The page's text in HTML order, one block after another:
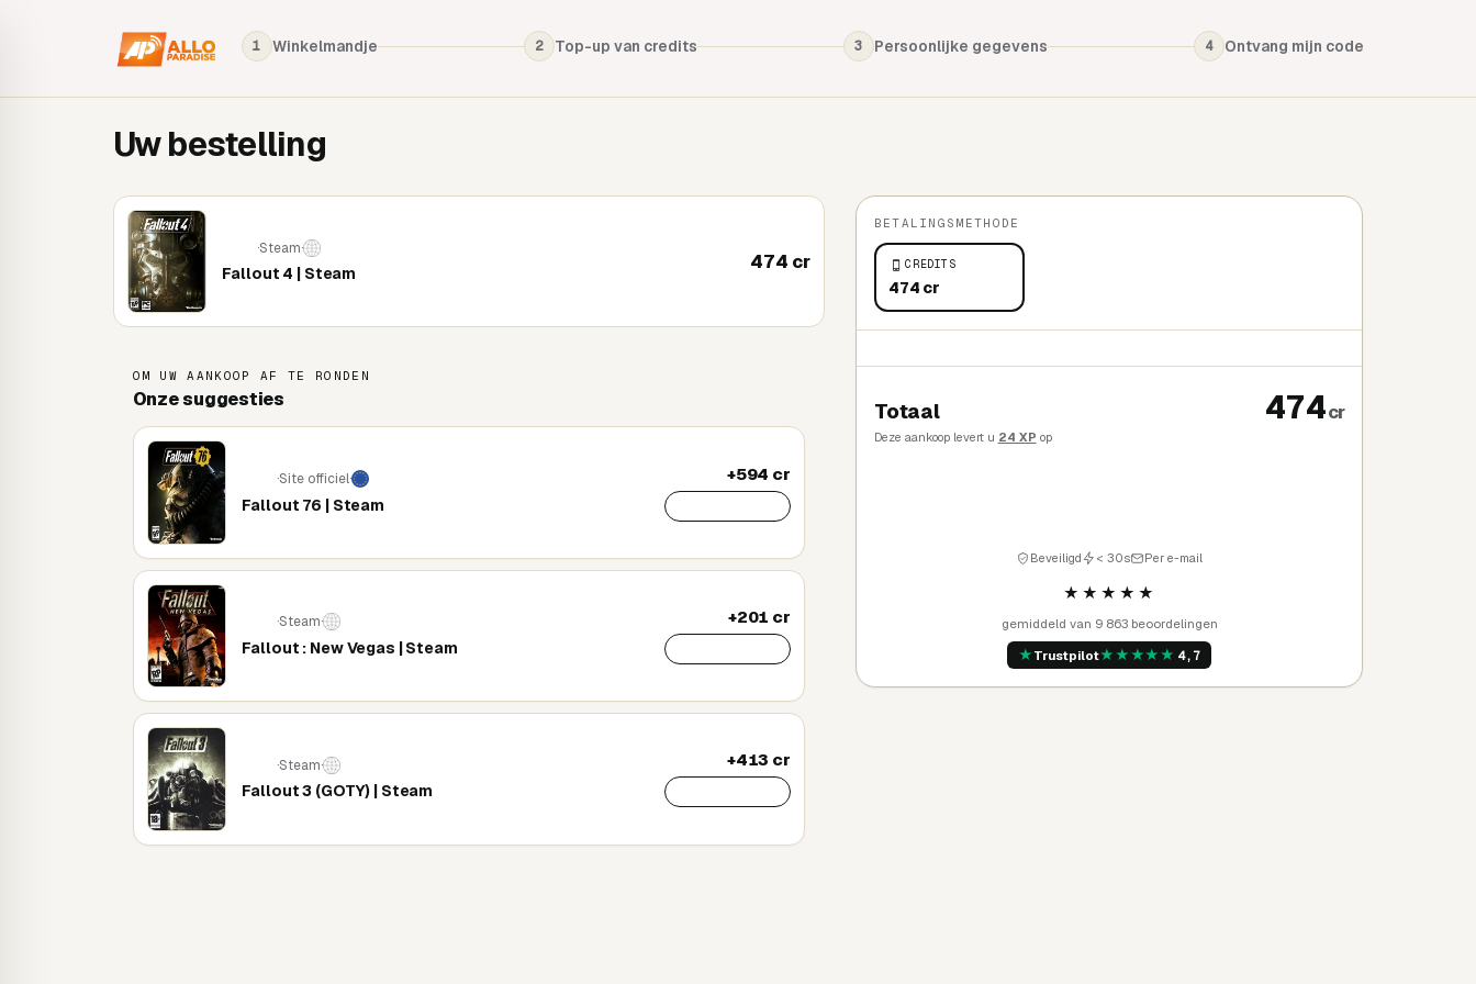
1 Winkelmandje 2 Top-up van credits 3 Persoonlijke gegevens 4 Ontvang mijn code
Uw bestelling
·Steam·
Fallout 4 | Steam
474 cr
OM UW AANKOOP AF TE RONDEN
Onze suggesties
·Site officiel·
Fallout 76 | Steam
+594 cr
·Steam·
Fallout : New Vegas | Steam
+201 cr
·Steam·
Fallout 3 (GOTY) | Steam
+413 cr
BETALINGSMETHODE
CREDITS
474 cr
Totaal
Deze aankoop levert u 24 XP op
474cr
Beveiligd < 30s Per e-mail
★★★★★
gemiddeld van 9 863 beoordelingen
★ Trustpilot★★★★★ 4,7